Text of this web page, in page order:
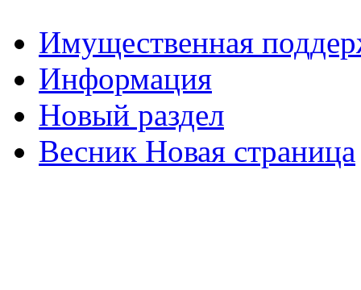
Имущественная
Информация
Новый раздел
Весник Новая страница